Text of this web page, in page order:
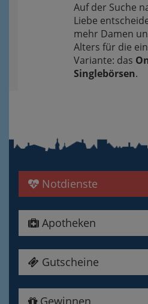
Auf der Suche
Liebe
mehr Damen
Alters für die
Variante: das
Singlebörsen.
Notdienste
Apotheken
Gutscheine